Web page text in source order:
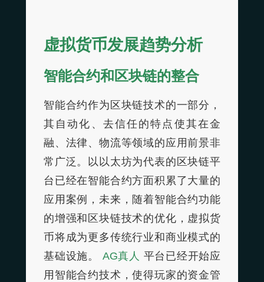
虚拟货币发展趋势分析
智能合约和区块链的整合
智能合约作为区块链技术的一部分，
其自动化、去信任的特点使其在金
融、法律、物流等领域的应用前景非
常广泛。以以太坊为代表的区块链平
台已经在智能合约方面积累了大量的
应用案例，未来，随着智能合约功能
的增强和区块链技术的优化，虚拟货
币将成为更多传统行业和商业模式的
基础设施。 AG真人 平台已经开始应
用智能合约技术，使得玩家的资金管